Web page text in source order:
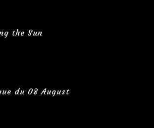
the Sun
du 08 August